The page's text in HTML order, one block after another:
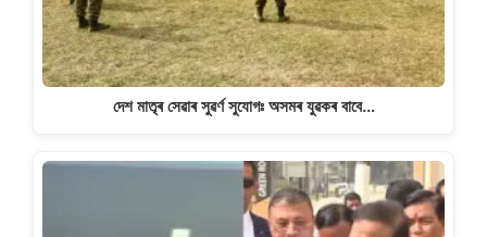
দেশ মাতৃৰ সেৱাৰ সুৱৰ্ণ সুযোগঃ অসমৰ যুৱকৰ বাবে…